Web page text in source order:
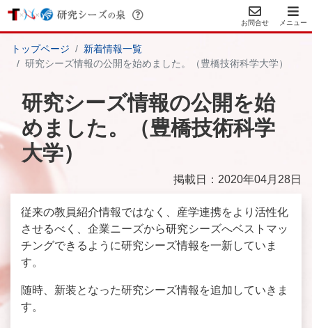
お問合せ メニュー
トップページ
新着情報一覧
研究シーズ情報の公開を始めました。（豊橋技術科学大学）
研究シーズ情報の公開を始
めました。（豊橋技術科学
大学）
掲載日：2020年04月28日
従来の教員紹介情報ではなく、産学連携をより活性化
させるべく、企業ニーズから研究シーズへベストマッ
チングできるように研究シーズ情報を一新していま
す。
随時、新装となった研究シーズ情報を追加していきま
す。